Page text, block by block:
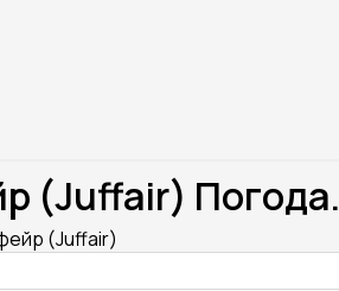
(Juffair) Погода.
(Juffair)